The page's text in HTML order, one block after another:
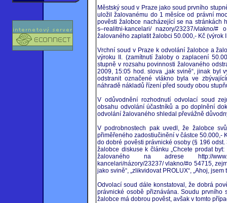
Městský soud v Praze jako soud prvního
uložil žalovanému do 1 měsíce od právní
pověsti žalobce nacházející se na stránkách
s–realitni-kancelari/ nazory/23237/
žalovaného zaplatit žalobci 50.000,- Kč (výrok
Vrchní soud v Praze k odvolání žalobce a
výroku II. (zamítnutí žaloby o zaplacení
stupně v rozsahu povinnosti žalovaného
2009, 15:05 hod. slova „jak svině“, jinak byl
odstranit označené vlákno byla ve
náhradě nákladů řízení před soudy obou
V odůvodnění rozhodnutí odvolací soud
obsahu odvolání účastníků a po doplnění
odvolání žalovaného shledal převážně
V podrobnostech pak uvedl, že žalobce
přiměřeného zadostiučinění v částce 50.000,-
do dobré pověsti právnické osoby (§ 196
žalobce diskuse k článku „Chcete prodat
žalovaného na adrese http://
kancelari/názory/23237/ vlakno/#o 54715,
jako svině“, „zlikvidovat PROLUX“, „Ahoj,
Odvolací soud dále konstatoval, že dobrá
právnické osobě přiznávána. Soudu prvního
žalobce má dobrou pověst, avšak v tomto